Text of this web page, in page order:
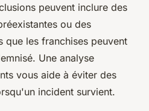
peuvent inclure des
ou des
que les franchises peuvent
Une analyse
vous aide à éviter des
incident survient.